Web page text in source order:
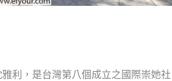
利，是台灣第八個成立之國際崇她